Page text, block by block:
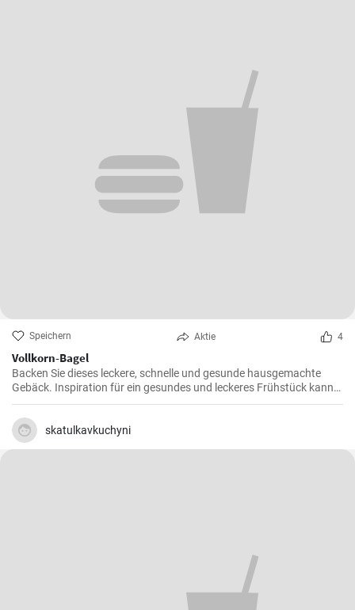
Speichern Aktie 4
Vollkorn-Bagel
Backen Sie dieses leckere, schnelle und gesunde hausgemachte
Gebäck. Inspiration für ein gesundes und leckeres Frühstück kann
man nie genug haben.
skatulkavkuchyni